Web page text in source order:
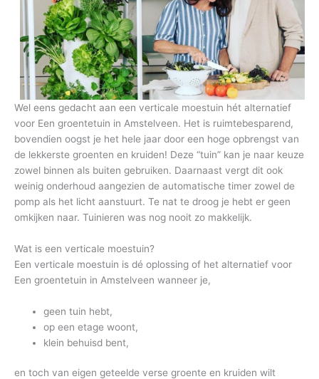
Wel eens gedacht aan een verticale moestuin hét alternatief
voor Een groentetuin in Amstelveen. Het is ruimtebesparend,
bovendien oogst je het hele jaar door een hoge opbrengst van
de lekkerste groenten en kruiden! Deze “tuin” kan je naar keuze
zowel binnen als buiten gebruiken. Daarnaast vergt dit ook
weinig onderhoud aangezien de automatische timer zowel de
pomp als het licht aanstuurt. Te nat te droog je hebt er geen
omkijken naar. Tuinieren was nog nooit zo makkelijk.
Wat is een verticale moestuin?
Een verticale moestuin is dé oplossing of het alternatief voor
Een groentetuin in Amstelveen wanneer je,
geen tuin hebt,
op een etage woont,
klein behuisd bent,
en toch van eigen geteelde verse groente en kruiden wilt